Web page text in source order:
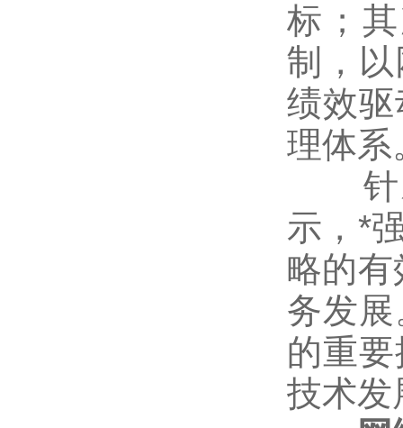
标；
制，
绩效
理体系
针对
示，*
略的有
务发
的重
技术发